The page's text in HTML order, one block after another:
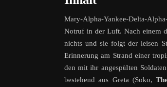
Mary-Alpha-Yankee-Delta-
Notruf in der Luft. Nach einem
nichts und sie folgt der leisen
Erinnerung am Strand einer
den mit ihr angespülten
bestehend aus Greta (Soko,